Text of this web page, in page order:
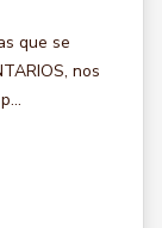
que se
nos